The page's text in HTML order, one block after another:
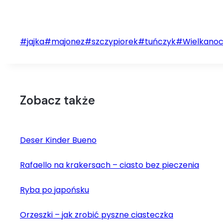
Tagi
#jajka#majonez#szczypiorek#tuńczyk#Wielkanoc
Zobacz także
Deser Kinder Bueno
Rafaello na krakersach – ciasto bez pieczenia
Ryba po japońsku
Orzeszki – jak zrobić pyszne ciasteczka